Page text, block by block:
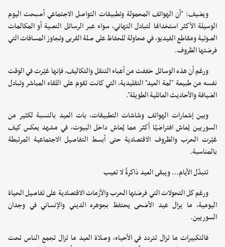
ويضيف: "أن الهواتف المحمولة وتطبيقات التواصل الاجتماعي أصبحت اليوم
الوسيلة الأكثر استخدامًا لتبادل التهاني، سواء عبر الرسائل النصية أو المكالمات
الصوتية ومقاطع الفيديو، في محاولة للحفاظ على صلة القربى وتجاوز المسافات التي
فرضتها الظروف.
ورغم أن هذه الوسائل خففت من أعباء التنقل والتكاليف، فإنها غيّرت في الوقت
نفسه من طبيعة "لمة العيد" التقليدية، التي كانت تقوم على اللقاء المباشر وتبادل
الضيافة والأحاديث العائلية الطويلة".
وبين إشعارات الهواتف وشاشات التطبيقات، بات العيد بالنسبة لكثير من
السوريين يُعاش افتراضيًا أكثر مما يُعاش داخل البيوت، في مشهد يعكس كيف
غيّرت الحرب والظروف الاقتصادية حتى أبسط التفاصيل الاجتماعية المرتبطة
بالمناسبة.
تتبدّل الأيام… ويبقى العيد ذاكرةً لا تغيب
ورغم كل التحولات التي فرضتها الحرب والأزمات الاقتصادية على تفاصيل الحياة
اليومية، ما يزال عيد الأضحى يحتفظ بجوهره الديني والإنساني في وجدان
السوريين.
فالتكبيرات ما تزال تتردد في الأحياء، وصلاة العيد ما تزال تجمع الناس تحت